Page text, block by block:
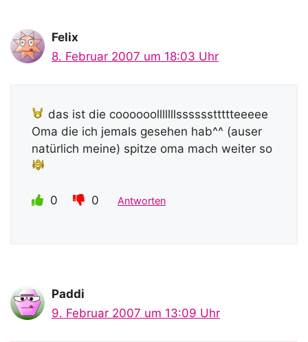
Felix
8. Februar 2007 um 18:03 Uhr
das ist die coooooolllllllssssssttttteeeee
Oma die ich jemals gesehen hab^^ (auser
natürlich meine) spitze oma mach weiter so
0 0 Antworten
Paddi
9. Februar 2007 um 13:09 Uhr